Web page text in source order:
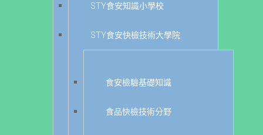
STY食安知識小學校
STY食安快檢技術大學院
食安檢驗基礎知識
食品快檢技術分野